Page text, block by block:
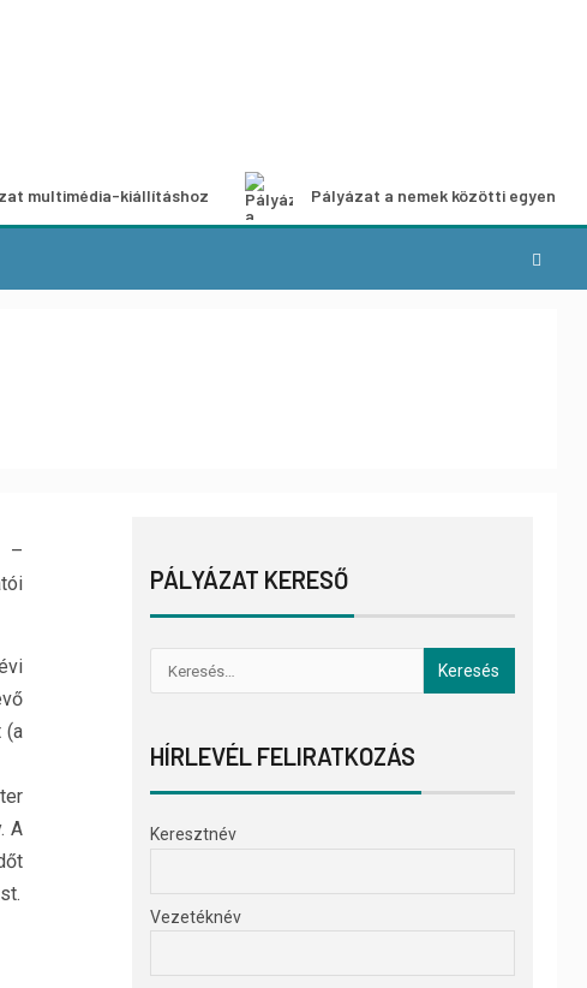
multimédia-kiállításhoz Pályázat a nemek közötti
–
(a
A
PÁLYÁZAT KERESŐ
HÍRLEVÉL FELIRATKOZÁS
Keresztnév
Vezetéknév